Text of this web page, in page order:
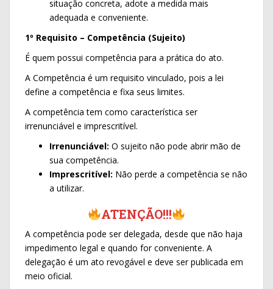
situação concreta, adote a medida mais
adequada e conveniente.
1º Requisito – Competência (Sujeito)
É quem possui competência para a prática do ato.
A Competência é um requisito vinculado, pois a lei
define a competência e fixa seus limites.
A competência tem como característica ser
irrenunciável e imprescritível.
Irrenunciável: O sujeito não pode abrir mão de
sua competência.
Imprescritível: Não perde a competência se não
a utilizar.
ATENÇÃO!!!
A competência pode ser delegada, desde que não haja
impedimento legal e quando for conveniente. A
delegação é um ato revogável e deve ser publicada em
meio oficial.